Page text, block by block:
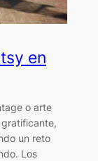
en
o arte
un reto
Los